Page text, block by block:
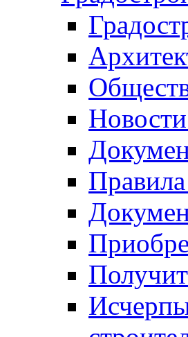
Новости